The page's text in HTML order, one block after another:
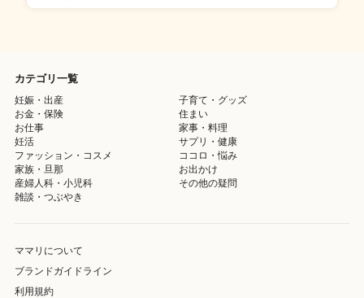
カテゴリ一覧
妊娠・出産
子育て・グッズ
お金・保険
住まい
お仕事
家事・料理
妊活
サプリ・健康
ファッション・コスメ
ココロ・悩み
家族・旦那
お出かけ
産婦人科・小児科
その他の疑問
雑談・つぶやき
ママリについて
ブランドガイドライン
利用規約